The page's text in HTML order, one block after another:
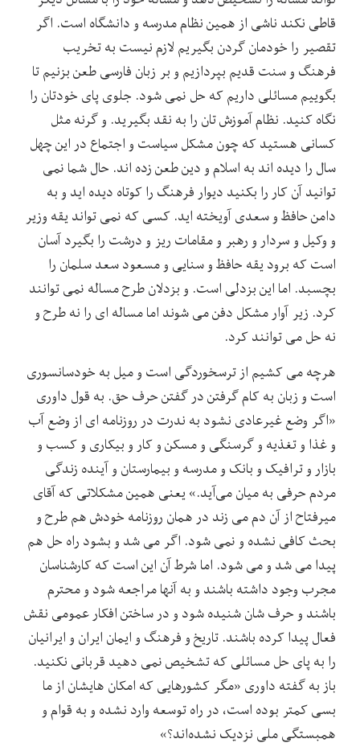
قاطی نکند ناشی از همین نظام مدرسه و دانشگاه است. اگر
تقصیر را خودمان گردن بگیریم لازم نیست به تخریب
فرهنگ و سنت قدیم بپردازیم و بر زبان فارسی طعن بزنیم تا
بگوییم مسائلی داریم که حل نمی شود. جلوی پای خودتان را
نگاه کنید. نظام آموزش تان را به نقد بگیرید. و گرنه مثل
کسانی هستید که چون مشکل سیاست و اجتماع در این چهل
سال را دیده اند به اسلام و دین طعن زده اند. حال شما نمی
توانید آن کار را بکنید دیوار فرهنگ را کوتاه دیده اید و به
دامن حافظ و سعدی آویخته اید. کسی که نمی تواند یقه وزیر
و وکیل و سردار و رهبر و مقامات ریز و درشت را بگیرد آسان
است که برود یقه حافظ و سنایی و مسعود سعد سلمان را
بچسبد. اما این بزدلی است. و بزدلان طرح مساله نمی توانند
کرد. زیر آوار مشکل دفن می شوند اما مساله ای را نه طرح و
نه حل می توانند کرد.
هرچه می کشیم از ترسخوردگی است و میل به خودسانسوری
است و زبان به کام گرفتن در گفتن حرف حق. به قول داوری
«اگر وضع غیرعادی نشود به ندرت در روزنامه ای از وضع آب
و غذا و تغذیه و گرسنگی و مسکن و کار و بیکاری و کسب و
بازار و ترافیک و بانک و مدرسه و بیمارستان و آینده زندگی
مردم حرفی به میان می‌آید.» یعنی همین مشکلاتی که آقای
میرفتاح از آن دم می زند در همان روزنامه خودش هم طرح و
بحث کافی نشده و نمی شود. اگر می شد و بشود راه حل هم
پیدا می شد و می شود. اما شرط آن این است که کارشناسان
مجرب وجود داشته باشند و به آنها مراجعه شود و محترم
باشند و حرف شان شنیده شود و در ساختن افکار عمومی نقش
فعال پیدا کرده باشند. تاریخ و فرهنگ و ایمان ایران و ایرانیان
را به پای حل مسائلی که تشخیص نمی دهید قربانی نکنید.
باز به گفته داوری «مگر کشورهایی که امکان هایشان از ما
بسی کمتر بوده است، در راه توسعه وارد نشده و به قوام و
همبستگی ملی نزدیک نشده‌اند؟»